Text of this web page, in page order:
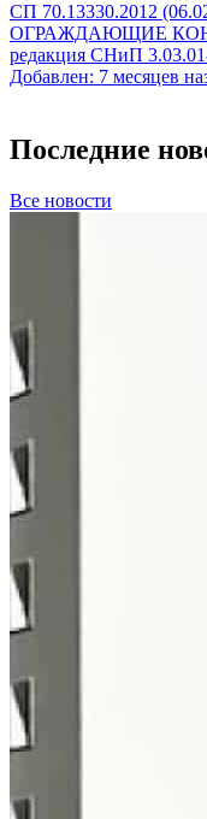
СП 70.13330.2012
ОГРАЖДАЮЩИЕ
редакция СНиП
Добавлен: 7 месяцев
Последние
Все новости